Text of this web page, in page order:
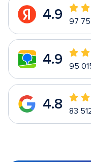
4.9 97
4.9 95
4.8 83